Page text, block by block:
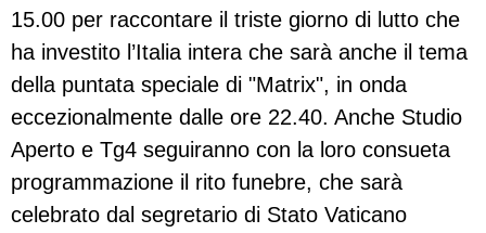
15.00 per raccontare il triste giorno di lutto che
ha investito l’Italia intera che sarà anche il tema
della puntata speciale di "Matrix", in onda
eccezionalmente dalle ore 22.40. Anche Studio
Aperto e Tg4 seguiranno con la loro consueta
programmazione il rito funebre, che sarà
celebrato dal segretario di Stato Vaticano